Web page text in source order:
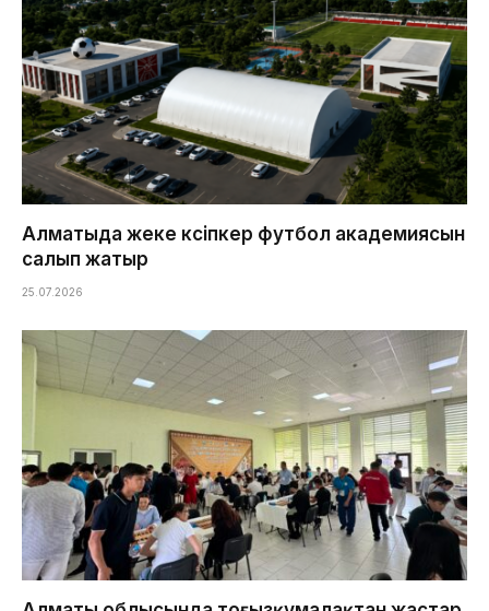
Алматыда жеке кәсіпкер футбол академиясын
салып жатыр
25.07.2026